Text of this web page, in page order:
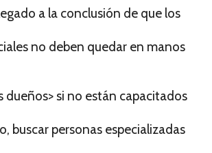
a la conclusión de que los
no deben quedar en manos
dueños> si no están capacitados
buscar personas especializadas